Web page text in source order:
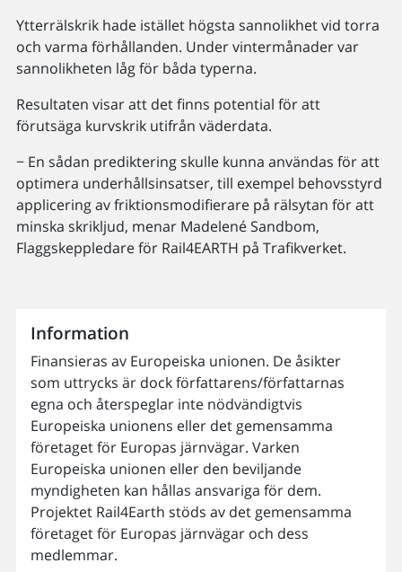
Ytterrälskrik hade istället högsta sannolikhet vid torra
och varma förhållanden. Under vintermånader var
sannolikheten låg för båda typerna.
Resultaten visar att det finns potential för att
förutsäga kurvskrik utifrån väderdata.
− En sådan prediktering skulle kunna användas för att
optimera underhållsinsatser, till exempel behovsstyrd
applicering av friktionsmodifierare på rälsytan för att
minska skrikljud, menar Madelené Sandbom,
Flaggskeppledare för Rail4EARTH på Trafikverket.
Information
Finansieras av Europeiska unionen. De åsikter
som uttrycks är dock författarens/författarnas
egna och återspeglar inte nödvändigtvis
Europeiska unionens eller det gemensamma
företaget för Europas järnvägar. Varken
Europeiska unionen eller den beviljande
myndigheten kan hållas ansvariga för dem.
Projektet Rail4Earth stöds av det gemensamma
företaget för Europas järnvägar och dess
medlemmar.